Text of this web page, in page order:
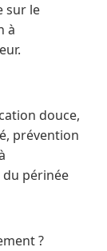
sur le
à
douce,
prévention
du périnée
?